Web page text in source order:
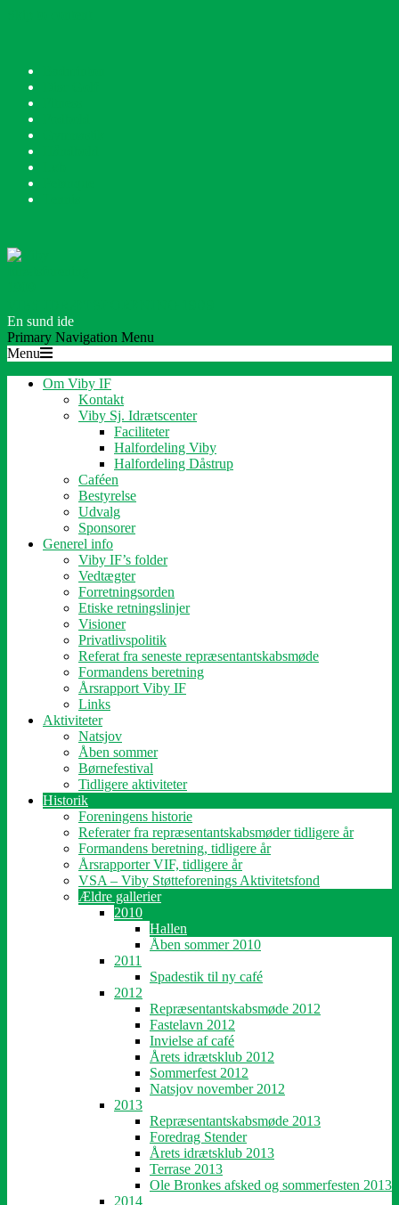
En sund ide
Primary Navigation Menu
Menu
Om Viby IF
Kontakt
Viby Sj. Idrætscenter
Faciliteter
Halfordeling Viby
Halfordeling Dåstrup
Caféen
Bestyrelse
Udvalg
Sponsorer
Generel info
Viby IF’s folder
Vedtægter
Forretningsorden
Etiske retningslinjer
Visioner
Privatlivspolitik
Referat fra seneste repræsentantskabsmøde
Formandens beretning
Årsrapport Viby IF
Links
Aktiviteter
Natsjov
Åben sommer
Børnefestival
Tidligere aktiviteter
Historik
Foreningens historie
Referater fra repræsentantskabsmøder tidligere år
Formandens beretning, tidligere år
Årsrapporter VIF, tidligere år
VSA – Viby Støtteforenings Aktivitetsfond
Ældre gallerier
2010
Hallen
Åben sommer 2010
2011
Spadestik til ny café
2012
Repræsentantskabsmøde 2012
Fastelavn 2012
Invielse af café
Årets idrætsklub 2012
Sommerfest 2012
Natsjov november 2012
2013
Repræsentantskabsmøde 2013
Foredrag Stender
Årets idrætsklub 2013
Terrase 2013
Ole Bronkes afsked og sommerfesten 2013
2014